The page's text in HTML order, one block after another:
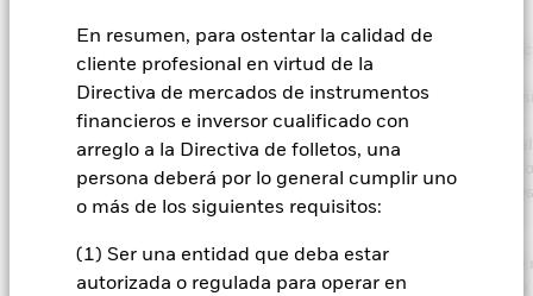
En resumen, para ostentar la calidad de
cliente profesional en virtud de la
Directiva de mercados de instrumentos
financieros e inversor cualificado con
arreglo a la Directiva de folletos, una
persona deberá por lo general cumplir uno
o más de los siguientes requisitos:
(1) Ser una entidad que deba estar
autorizada o regulada para operar en
Nuestra compañía
El Fondo trata de obtener un rendimiento de su inversión sin
la revalorización del capital a largo plazo, de un modo que sea
consistente con los principios de inversión sostenible y de
centrada en criterios medioambientales, sociales y de gobierno
corporativo (ESG). El Fondo invierte a escala mundial al menos
de sus activos totales en valores de renta fija. Entre estos están
bonos y los instrumentos del mercado monetario (es decir,
deuda con vencimientos a corto plazo). Con el fin de obtener un
rentabilidad diversificadas entre diversos valores mobiliarios de
fija. Los activos totales del Fondo se invertirán de acuerdo con lo